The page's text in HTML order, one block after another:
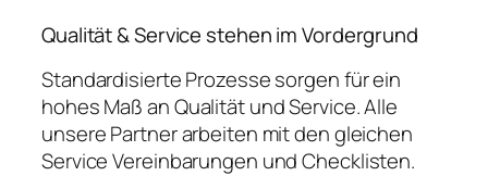
Qualität & Service stehen im Vordergrund
Standardisierte Prozesse sorgen für ein
hohes Maß an Qualität und Service. Alle
unsere Partner arbeiten mit den gleichen
Service Vereinbarungen und Checklisten.